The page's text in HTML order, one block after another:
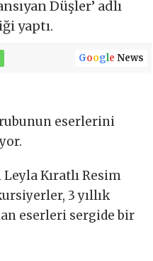
Düşler’ adlı
yaptı.
Google News
eserlerini
Kıratlı Resim
3 yıllık
eserleri sergide bir